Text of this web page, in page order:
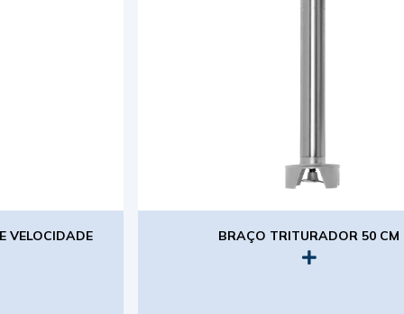
VELOCIDADE BRAÇO TRITURADOR 50 CM